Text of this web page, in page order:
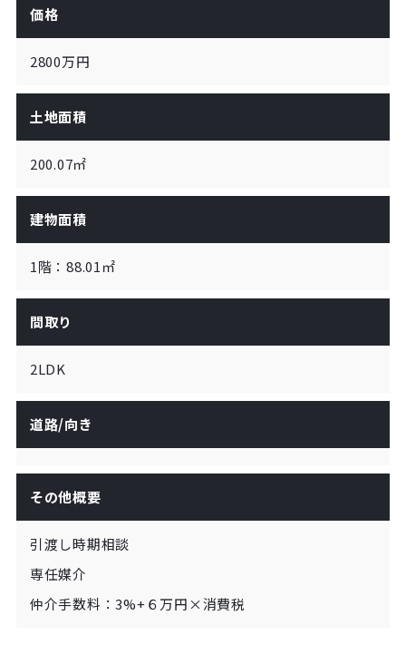
価格
2800万円
土地面積
200.07㎡
建物面積
1階：88.01㎡
間取り
2LDK
道路/向き
その他概要
引渡し時期相談
専任媒介
仲介手数料：3%+６万円×消費税